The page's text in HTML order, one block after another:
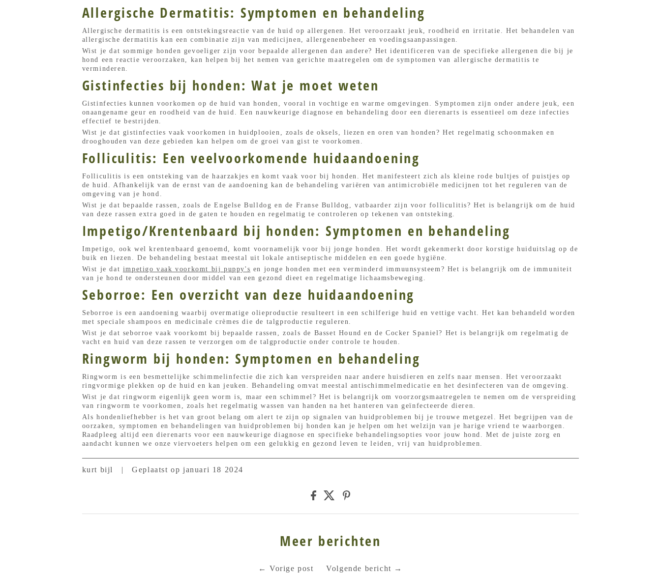
Allergische Dermatitis: Symptomen en behandeling
Allergische dermatitis is een ontstekingsreactie van de huid op allergenen. Het veroorzaakt jeuk, roodheid en irritatie. Het behandelen van
allergische dermatitis kan een combinatie zijn van medicijnen, allergenenbeheer en voedingsaanpassingen.
Wist je dat sommige honden gevoeliger zijn voor bepaalde allergenen dan andere? Het identificeren van de specifieke allergenen die bij je
hond een reactie veroorzaken, kan helpen bij het nemen van gerichte maatregelen om de symptomen van allergische dermatitis te
verminderen.
Gistinfecties bij honden: Wat je moet weten
Gistinfecties kunnen voorkomen op de huid van honden, vooral in vochtige en warme omgevingen. Symptomen zijn onder andere jeuk, een
onaangename geur en roodheid van de huid. Een nauwkeurige diagnose en behandeling door een dierenarts is essentieel om deze infecties
effectief te bestrijden.
Wist je dat gistinfecties vaak voorkomen in huidplooien, zoals de oksels, liezen en oren van honden? Het regelmatig schoonmaken en
drooghouden van deze gebieden kan helpen om de groei van gist te voorkomen.
Folliculitis: Een veelvoorkomende huidaandoening
Folliculitis is een ontsteking van de haarzakjes en komt vaak voor bij honden. Het manifesteert zich als kleine rode bultjes of puistjes op
de huid. Afhankelijk van de ernst van de aandoening kan de behandeling variëren van antimicrobiële medicijnen tot het reguleren van de
omgeving van je hond.
Wist je dat bepaalde rassen, zoals de Engelse Bulldog en de Franse Bulldog, vatbaarder zijn voor folliculitis? Het is belangrijk om de huid
van deze rassen extra goed in de gaten te houden en regelmatig te controleren op tekenen van ontsteking.
Impetigo/Krentenbaard bij honden: Symptomen en behandeling
Impetigo, ook wel krentenbaard genoemd, komt voornamelijk voor bij jonge honden. Het wordt gekenmerkt door korstige huiduitslag op de
buik en liezen. De behandeling bestaat meestal uit lokale antiseptische middelen en een goede hygiëne.
Wist je dat impetigo vaak voorkomt bij puppy's en jonge honden met een verminderd immuunsysteem? Het is belangrijk om de immuniteit
van je hond te ondersteunen door middel van een gezond dieet en regelmatige lichaamsbeweging.
Seborroe: Een overzicht van deze huidaandoening
Seborroe is een aandoening waarbij overmatige olieproductie resulteert in een schilferige huid en vettige vacht. Het kan behandeld worden
met speciale shampoos en medicinale crèmes die de talgproductie reguleren.
Wist je dat seborroe vaak voorkomt bij bepaalde rassen, zoals de Basset Hound en de Cocker Spaniel? Het is belangrijk om regelmatig de
vacht en huid van deze rassen te verzorgen om de talgproductie onder controle te houden.
Ringworm bij honden: Symptomen en behandeling
Ringworm is een besmettelijke schimmelinfectie die zich kan verspreiden naar andere huisdieren en zelfs naar mensen. Het veroorzaakt
ringvormige plekken op de huid en kan jeuken. Behandeling omvat meestal antischimmelmedicatie en het desinfecteren van de omgeving.
Wist je dat ringworm eigenlijk geen worm is, maar een schimmel? Het is belangrijk om voorzorgsmaatregelen te nemen om de verspreiding
van ringworm te voorkomen, zoals het regelmatig wassen van handen na het hanteren van geïnfecteerde dieren.
Als hondenliefhebber is het van groot belang om alert te zijn op signalen van huidproblemen bij je trouwe metgezel. Het begrijpen van de
oorzaken, symptomen en behandelingen van huidproblemen bij honden kan je helpen om het welzijn van je harige vriend te waarborgen.
Raadpleeg altijd een dierenarts voor een nauwkeurige diagnose en specifieke behandelingsopties voor jouw hond. Met de juiste zorg en
aandacht kunnen we onze viervoeters helpen om een gelukkig en gezond leven te leiden, vrij van huidproblemen.
kurt bijl | Geplaatst op januari 18 2024
Meer berichten
←Vorige post Volgende bericht →